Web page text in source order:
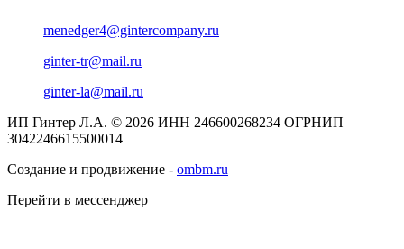
menedger4@gintercompany.ru
ginter-tr@mail.ru
ginter-la@mail.ru
ИП Гинтер Л.А. © 2026 ИНН 246600268234 ОГРНИП
3042246615500014
Создание и продвижение - ombm.ru
Перейти в мессенджер